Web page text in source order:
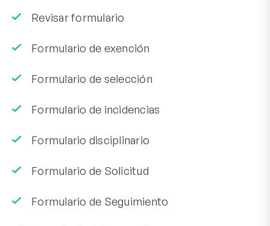
Revisar formulario
Formulario de exención
Formulario de selección
Formulario de incidencias
Formulario disciplinario
Formulario de Solicitud
Formulario de Seguimiento